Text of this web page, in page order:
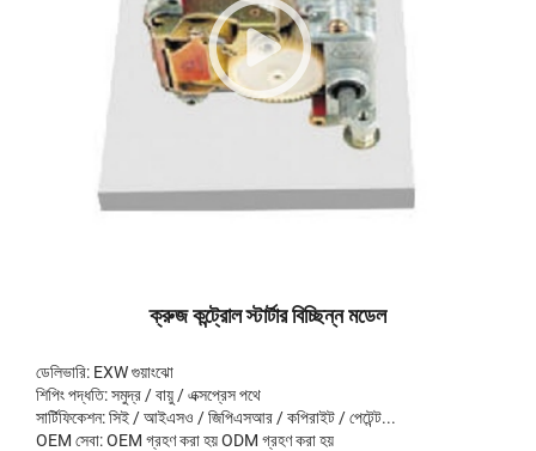
ক্রুজ কন্ট্রোল স্টার্টার বিচ্ছিন্ন মডেল
ডেলিভারি: EXW গুয়াংঝো
শিপিং পদ্ধতি: সমুদ্র / বায়ু / এক্সপ্রেস পথে
সার্টিফিকেশন: সিই / আইএসও / জিপিএসআর / কপিরাইট / পেটেন্ট...
OEM সেবা: OEM গ্রহণ করা হয় ODM গ্রহণ করা হয়